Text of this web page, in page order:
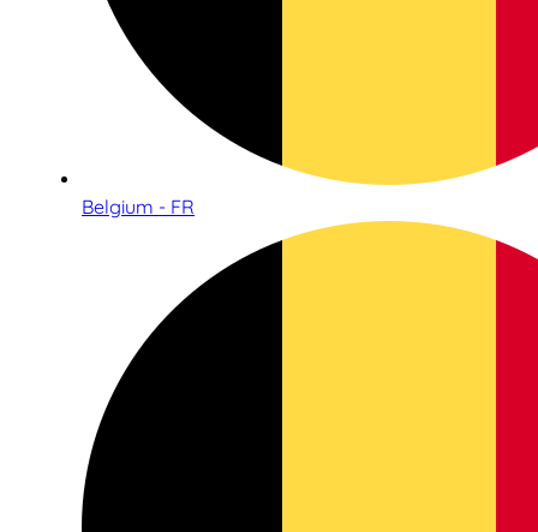
Belgium - FR